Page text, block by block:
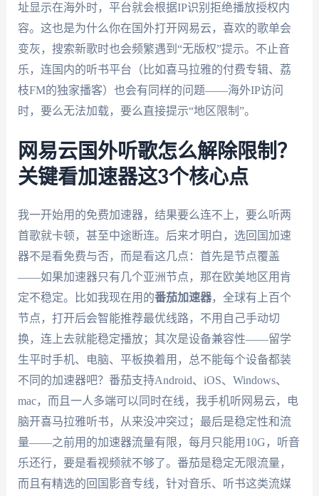
址显示在海外时，平台就会根据IP识别拒绝播放授权内
容。这也是为什么你在国外打开网易云，喜欢的歌单会
变灰，搜索新歌时也会频繁遇到“无版权”提示。不止音
乐，连国内的听书平台（比如喜马拉雅的付费专辑、荔
枝FM的独家播客）也会有同样的问题——海外IP访问
时，要么无法加载，要么直接提示“地区限制”。
网易云国外听歌怎么解除限制？
关键看加速器这3个核心点
我一开始用的免费加速器，结果要么连不上，要么听两
首歌就卡顿，甚至中途断连。后来才明白，选回国加速
器不是看免费与否，而是看这几点：首先是节点覆盖
——如果加速器只有几个亚洲节点，那在欧美地区用肯
定不稳定。比如我现在用的番茄加速器，全球有上百个
节点，打开后会智能推荐最优线路，不用自己手动切
换，连上去就能稳定播放；其次是设备兼容性——留学
生平时手机、电脑、平板换着用，总不能每个设备都装
不同的加速器吧？番茄支持Android、iOS、Windows、
mac，而且一人多端可以同时在线，我手机听网易云，电
脑开喜马拉雅听书，从来没冲突过；最后是稳定性和流
量——之前用的加速器流量有限，每月只能用10G，听音
乐还行，要是看视频就不够了。番茄是稳定无限流量，
而且有精选的回国影音专线，针对音乐、听书这类流媒